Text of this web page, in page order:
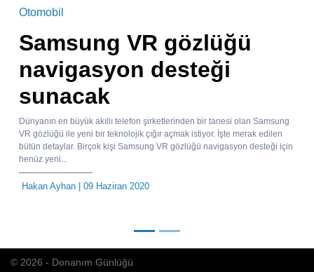
Otomobil
Samsung VR gözlüğü
navigasyon desteği
sunacak
Dünyanın en büyük akıllı telefon şirketlerinden bir tanesi olan Samsung
VR gözlüğü ile yeni bir teknolojik çığır açmak istiyor. İşte merak edilen
bütün detaylar. Birçok kişi Samsung VR gözlüğü navigasyon desteği için
henüz yeni...
Hakan Ayhan | 09 Haziran 2020
© 2026 - Donanım Günlüğü